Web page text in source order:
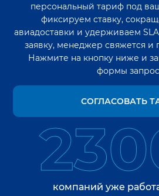
персональный тариф под
фиксируем ставку,
авиадоставки и удерживаем
заявку, менеджер свяжется и
Нажмите на кнопку ниже и
формы
СОГЛАСОВАТЬ
компаний уже